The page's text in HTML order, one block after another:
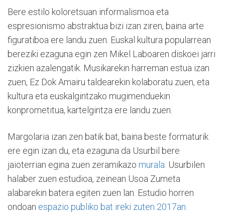
Bere estilo koloretsuan informalismoa eta
espresionismo abstraktua bizi izan ziren, baina arte
figuratiboa ere landu zuen. Euskal kultura popularrean
bereziki ezaguna egin zen Mikel Laboaren diskoei jarri
zizkien azalengatik. Musikarekin harreman estua izan
zuen, Ez Dok Amairu taldearekin kolaboratu zuen, eta
kultura eta euskalgintzako mugimenduekin
konprometitua, kartelgintza ere landu zuen.
Margolaria izan zen batik bat, baina beste formaturik
ere egin izan du, eta ezaguna da Usurbil bere
jaioterrian egina zuen zeramikazo murala . Usurbilen
halaber zuen estudioa, zeinean Usoa Zumeta
alabarekin batera egiten zuen lan. Estudio horren
ondoan espazio publiko bat ireki zuten 2017an.